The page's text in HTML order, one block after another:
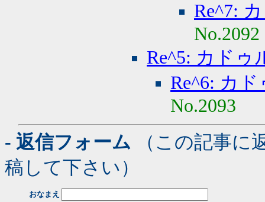
Re^7:
No.2092
Re^5: カドゥ
Re^6: カ
No.2093
- 返信フォーム （この記事に
稿して下さい）
おなまえ